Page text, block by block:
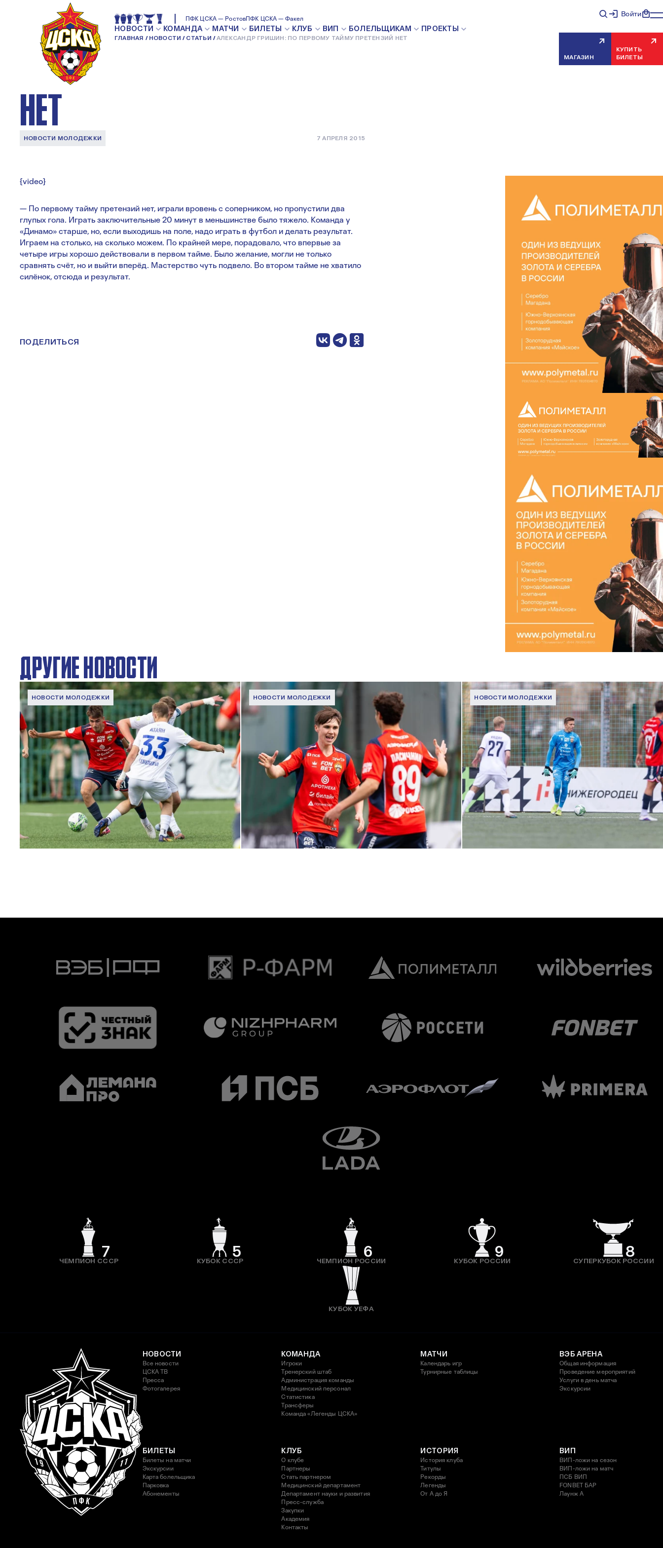
ПФК ЦСКА — РостовПФК ЦСКА — Факел
НОВОСТИ КОМАНДА МАТЧИ БИЛЕТЫ КЛУБ ВИП БОЛЕЛЬЩИКАМ ПРОЕКТЫ
ГЛАВНАЯ НОВОСТИ СТАТЬИ АЛЕКСАНДР ГРИШИН: ПО ПЕРВОМУ ТАЙМУ ПРЕТЕНЗИЙ НЕТ
Войти
МАГАЗИН
КУПИТЬ
БИЛЕТЫ
АЛЕКСАНДР ГРИШИН: ПО
ПЕРВОМУ ТАЙМУ ПРЕТЕНЗИЙ
НЕТ
НОВОСТИ МОЛОДЕЖКИ 7 АПРЕЛЯ 2015
{video}
— По первому тайму претензий нет, играли вровень с соперником, но пропустили два
глупых гола. Играть заключительные 20 минут в меньшинстве было тяжело. Команда у
«Динамо» старше, но, если выходишь на поле, надо играть в футбол и делать результат.
Играем на столько, на сколько можем. По крайней мере, порадовало, что впервые за
четыре игры хорошо действовали в первом тайме. Было желание, могли не только
сравнять счёт, но и выйти вперёд. Мастерство чуть подвело. Во втором тайме не хватило
силёнок, отсюда и результат.
ПОДЕЛИТЬСЯ
ДРУГИЕ НОВОСТИ
НОВОСТИ МОЛОДЕЖКИ
МФЛ. ПФК ЦСКА – Чертаново – 3:0
22 МАЯ 2026 15:02
НОВОСТИ МОЛОДЕЖКИ
МФЛ. ПФК ЦСКА – Динамо (Москва) – 3:1
1 МАЯ 2026 15:37
НОВОСТИ МОЛОДЕЖКИ
7
ЧЕМПИОН СССР
5
КУБОК СССР
6
ЧЕМПИОН РОССИИ
9
КУБОК РОССИИ
8
СУПЕРКУБОК РОССИИ
КУБОК УЕФА
НОВОСТИ
Все новости
ЦСКА ТВ
Пресса
Фотогалерея
КОМАНДА
Игроки
Тренерский штаб
Администрация команды
Медицинский персонал
Статистика
Трансферы
Команда «Легенды ЦСКА»
МАТЧИ
Календарь игр
Турнирные таблицы
ВЭБ АРЕНА
Общая информация
Проведение мероприятий
Услуги в день матча
Экскурсии
БИЛЕТЫ
Билеты на матчи
Экскурсии
Карта болельщика
Парковка
Абонементы
КЛУБ
О клубе
Партнеры
Стать партнером
Медицинский департамент
Департамент науки и развития
Пресс-служба
Закупки
Академия
Контакты
ИСТОРИЯ
История клуба
Титулы
Рекорды
Легенды
От А до Я
ВИП
ВИП-ложи на сезон
ВИП-ложи на матч
ПСБ ВИП
FONBET БАР
Лаунж A